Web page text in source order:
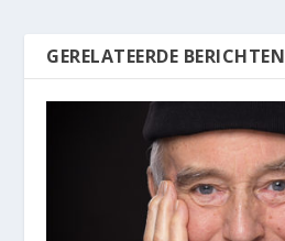
GERELATEERDE BERICHTEN